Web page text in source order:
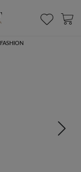
FASHION